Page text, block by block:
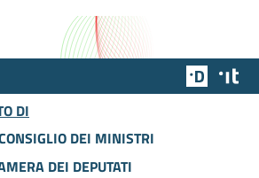
Team
DI
DEI MINISTRI
DEI DEPUTATI